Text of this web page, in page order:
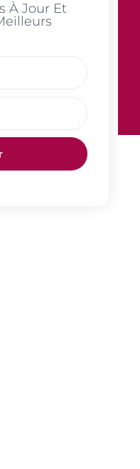
À Jour Et